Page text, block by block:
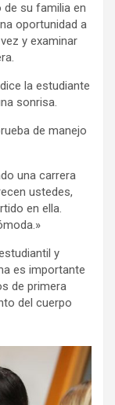
de su familia en
oportunidad a
y examinar
la estudiante
sonrisa.
de manejo
una carrera
ustedes,
en ella.
y
es importante
de primera
del cuerpo